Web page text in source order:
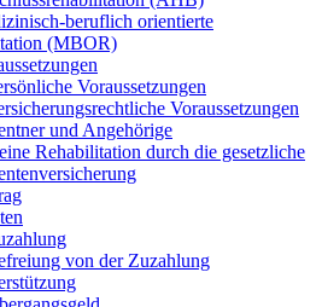
beruflich orientierte
(MBOR)
Voraussetzungen
Voraussetzungen
und Angehörige
Rehabilitation durch die gesetzliche
von der Zuzahlung